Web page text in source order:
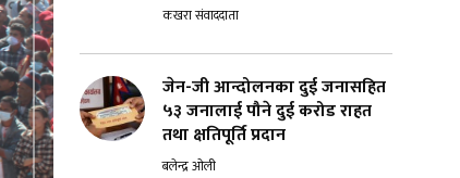
कखरा संवाददाता
जेन-जी आन्दोलनका दुई जनासहित
५३ जनालाई पौने दुई करोड राहत
तथा क्षतिपूर्ति प्रदान
बलेन्द्र ओली